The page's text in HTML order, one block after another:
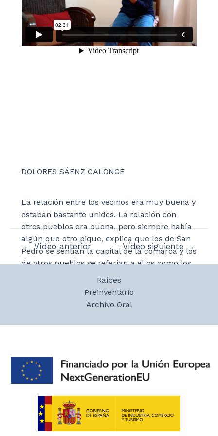
DOLORES SÁENZ CALONGE
La relación entre los vecinos era muy buena y
estaban bastante unidos. La relación con
otros pueblos era buena, pero siempre había
algún que otro pique, explica que los de San
Pedro se sentían la capital de la comarca y los
de otros pueblos se referían a ellos como los
chulos de San Pedro. Dentro del mismo
pueblo también había piques según los
barrios, como los existentes entre el barrio de
recuerda que hubiese motes, pero habla
Navegación
← Vídeo anterior Vídeo siguiente→
Raíces
Preinventario
Archivo Oral